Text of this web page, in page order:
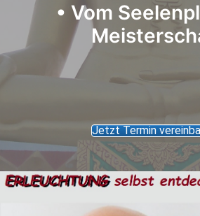
• Vom
Jetzt Termin